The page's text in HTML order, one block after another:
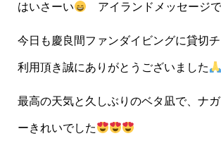
はいさーい アイランドメッセージ
今日も慶良間ファンダイビングに貸切
利用頂き誠にありがとうございました
最高の天気と久しぶりのベタ凪で、ナ
ーきれいでした